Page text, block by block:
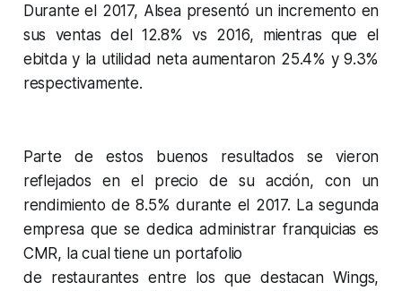
Durante el 2017, Alsea presentó un incremento en
sus ventas del 12.8% vs 2016, mientras que el
ebitda y la utilidad neta aumentaron 25.4% y 9.3%
respectivamente.
Parte de estos buenos resultados se vieron
reflejados en el precio de su acción, con un
rendimiento de 8.5% durante el 2017. La segunda
empresa que se dedica administrar franquicias es
CMR, la cual tiene un portafolio
de restaurantes entre los que destacan Wings,